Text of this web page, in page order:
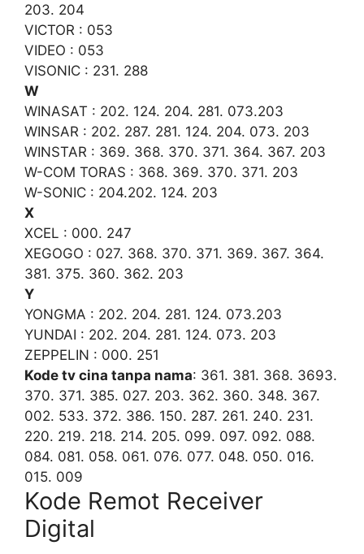
203. 204
VICTOR : 053
VIDEO : 053
VISONIC : 231. 288
W
WINASAT : 202. 124. 204. 281. 073.203
WINSAR : 202. 287. 281. 124. 204. 073. 203
WINSTAR : 369. 368. 370. 371. 364. 367. 203
W-COM TORAS : 368. 369. 370. 371. 203
W-SONIC : 204.202. 124. 203
X
XCEL : 000. 247
XEGOGO : 027. 368. 370. 371. 369. 367. 364.
381. 375. 360. 362. 203
Y
YONGMA : 202. 204. 281. 124. 073.203
YUNDAI : 202. 204. 281. 124. 073. 203
ZEPPELIN : 000. 251
Kode tv cina tanpa nama: 361. 381. 368. 3693.
370. 371. 385. 027. 203. 362. 360. 348. 367.
002. 533. 372. 386. 150. 287. 261. 240. 231.
220. 219. 218. 214. 205. 099. 097. 092. 088.
084. 081. 058. 061. 076. 077. 048. 050. 016.
015. 009
Kode Remot Receiver
Digital